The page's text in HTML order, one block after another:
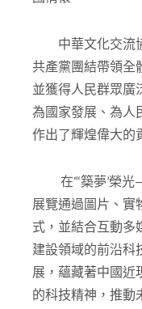
中華文化交流協
共產黨團結帶領全
並獲得人民群眾廣
在“‘築夢’榮光
展覽通過圖片、實
式，並結合互動多
建設領域的前沿科